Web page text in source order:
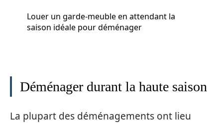
Louer un garde-meuble en attendant la
saison idéale pour déménager
Déménager durant la haute saison
La plupart des déménagements ont lieu